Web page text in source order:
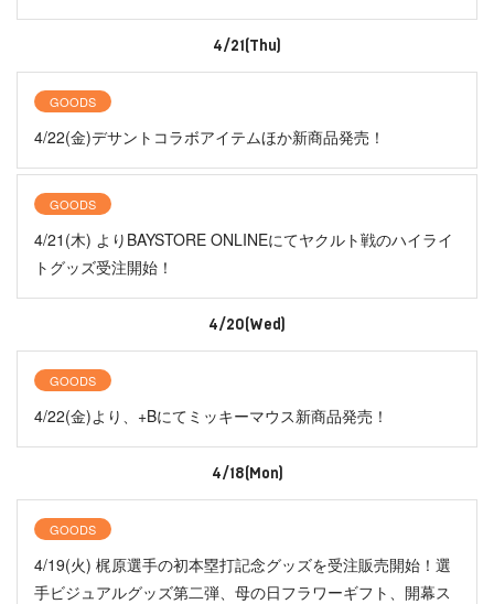
4/21(Thu)
GOODS
4/22(金)デサントコラボアイテムほか新商品発売！
GOODS
4/21(木) よりBAYSTORE ONLINEにてヤクルト戦のハイライ
トグッズ受注開始！
4/20(Wed)
GOODS
4/22(金)より、+Bにてミッキーマウス新商品発売！
4/18(Mon)
GOODS
4/19(火) 梶原選手の初本塁打記念グッズを受注販売開始！選
手ビジュアルグッズ第二弾、母の日フラワーギフト、開幕ス